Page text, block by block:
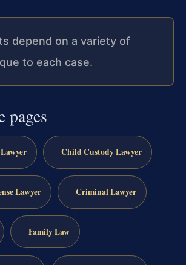
depend on a variety of
to each case.
pages
Child Custody Lawyer
Lawyer Criminal Lawyer
Family Law